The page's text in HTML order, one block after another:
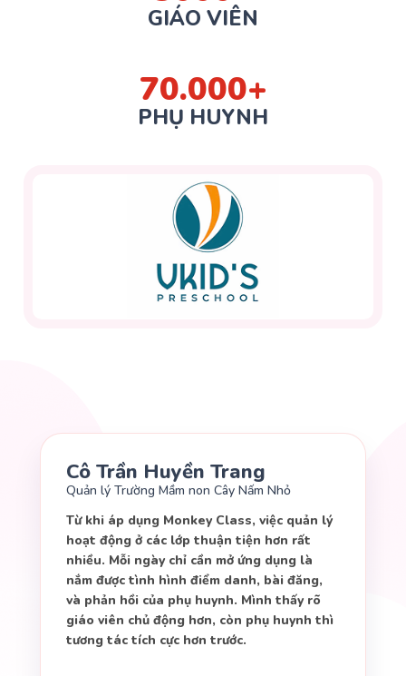
GIÁO VIÊN
70.000+
PHỤ HUYNH
Cô Trần Huyền Trang
Quản lý Trường Mầm non Cây Nấm Nhỏ
Từ khi áp dụng Monkey Class, việc quản lý
hoạt động ở các lớp thuận tiện hơn rất
nhiều. Mỗi ngày chỉ cần mở ứng dụng là
nắm được tình hình điểm danh, bài đăng,
và phản hồi của phụ huynh. Mình thấy rõ
giáo viên chủ động hơn, còn phụ huynh thì
tương tác tích cực hơn trước.